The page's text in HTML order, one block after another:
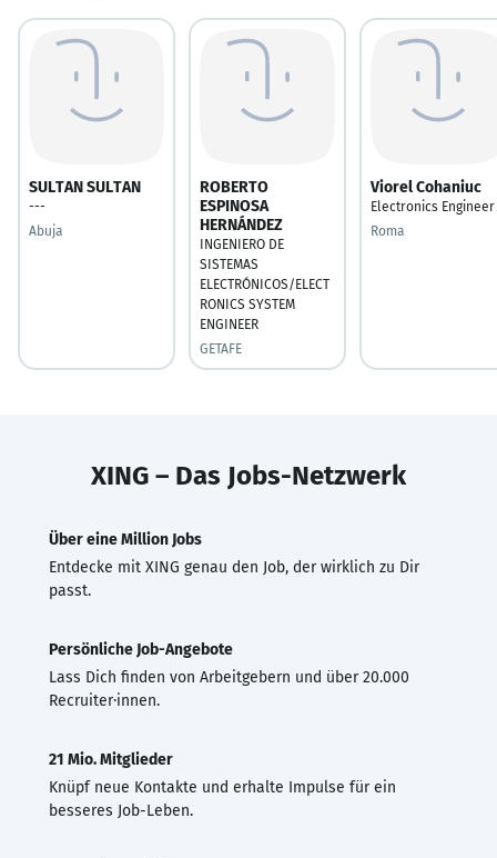
SULTAN SULTAN
---
Abuja
ROBERTO
ESPINOSA
HERNÁNDEZ
INGENIERO DE
SISTEMAS
ELECTRÓNICOS/ELECT
RONICS SYSTEM
ENGINEER
GETAFE
Viorel Cohaniuc
Electronics Engineer
Roma
XING – Das Jobs-Netzwerk
Über eine Million Jobs
Entdecke mit XING genau den Job, der wirklich zu Dir
passt.
Persönliche Job-Angebote
Lass Dich finden von Arbeitgebern und über 20.000
Recruiter·innen.
21 Mio. Mitglieder
Knüpf neue Kontakte und erhalte Impulse für ein
besseres Job-Leben.